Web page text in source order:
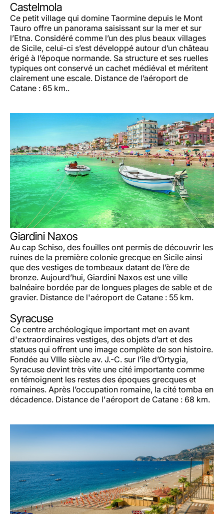
Castelmola
Ce petit village qui domine Taormine depuis le Mont
Tauro offre un panorama saisissant sur la mer et sur
l’Etna. Considéré comme l’un des plus beaux villages
de Sicile, celui-ci s’est développé autour d’un château
érigé à l’époque normande. Sa structure et ses ruelles
typiques ont conservé un cachet médiéval et méritent
clairement une escale. Distance de l’aéroport de
Catane : 65 km..
Giardini Naxos
Au cap Schiso, des fouilles ont permis de découvrir les
ruines de la première colonie grecque en Sicile ainsi
que des vestiges de tombeaux datant de l’ère de
bronze. Aujourd’hui, Giardini Naxos est une ville
balnéaire bordée par de longues plages de sable et de
gravier. Distance de l'aéroport de Catane : 55 km.
Syracuse
Ce centre archéologique important met en avant
d'extraordinaires vestiges, des objets d’art et des
statues qui offrent une image complète de son histoire.
Fondée au VIIIe siècle av. J.-C. sur l’île d’Ortygia,
Syracuse devint très vite une cité importante comme
en témoignent les restes des époques grecques et
romaines. Après l’occupation romaine, la cité tomba en
décadence. Distance de l'aéroport de Catane : 68 km.